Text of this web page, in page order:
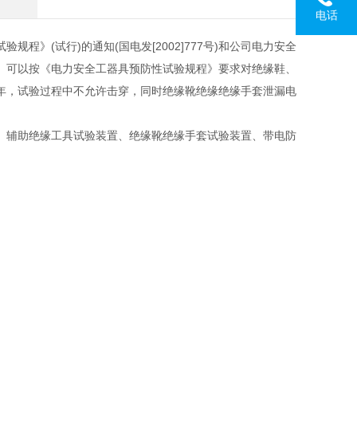
规程》(试行)的通知(国电发[2002]777号)和公司电力安全
以按《电力安全工器具预防性试验规程》要求对绝缘鞋、
试验过程中不允许击穿，同时绝缘靴绝缘绝缘手套泄漏电
助绝缘工具试验装置、绝缘靴绝缘手套试验装置、带电防
电话